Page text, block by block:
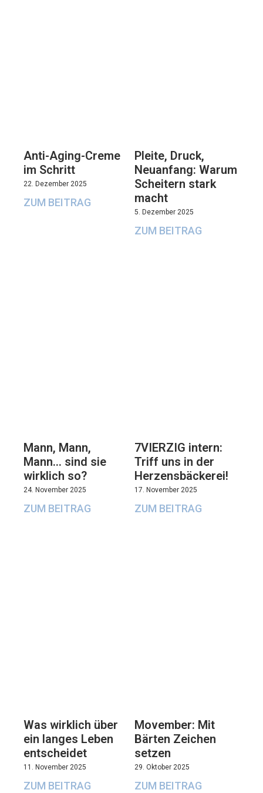
Anti-Aging-Creme
im Schritt
22. Dezember 2025
ZUM BEITRAG
Pleite, Druck,
Neuanfang: Warum
Scheitern stark
macht
5. Dezember 2025
ZUM BEITRAG
Mann, Mann,
Mann… sind sie
wirklich so?
24. November 2025
ZUM BEITRAG
7VIERZIG intern:
Triff uns in der
Herzensbäckerei!
17. November 2025
ZUM BEITRAG
Was wirklich über
ein langes Leben
entscheidet
11. November 2025
ZUM BEITRAG
Movember: Mit
Bärten Zeichen
setzen
29. Oktober 2025
ZUM BEITRAG